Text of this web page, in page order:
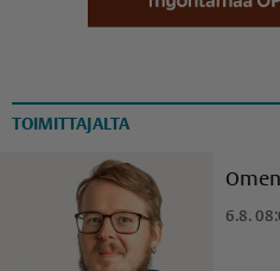
TOIMITTAJALTA
6.8.